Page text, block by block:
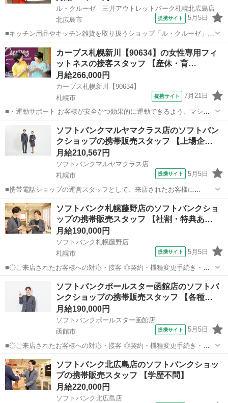
ル・クルーゼ 三井アウトレットパーク札幌北広島店
北広島市
提携サイト 5月5日
■キッチン用品やキッチン雑貨を取り扱うショップ「ル・クルーゼ」で
の販売スタッフです。 具体的には、 ・接客販売 ・在庫管理 ・店頭の
ディスプレイなど ・その他店舗内業務全般 【ル・クルーゼの主力製
品】 鋳物ホーロー鍋をはじめ...
北海道 北広島市 その他
カーブス札幌新川【90634】の女性専用フィ
ットネスの接客スタッフ 【産休・育…
月給266,000円
カーブス札幌新川【90634】
札幌市
提携サイト 7月21日
■・運動サポート お客様が安全かつ効果的に運動できるよう、マシン
の使い方をアドバイスします。運動が初めての方や苦手な方がほとん
どなので、難しい指導はありません。「今日はこの動きを意識しまし
ょう！」といったお声がけをしながら、...
その他
ソフトバンクマルヤマクラス店のソフトバン
クショップの携帯販売スタッフ 【上場企…
月給210,567円
ソフトバンクマルヤマクラス店
札幌市
提携サイト 5月5日
■携帯電話ショップの運営スタッフとして、来店されたお客様に
Android、iPhone、iPadなどの端末及びプランを提案します。 最初は
緊張するかもしれませんが、「お客様のお役に立ちたい」というお気
持ちがあれば大丈夫です。...
北海道 札幌市 その他
ソフトバンク札幌藤野店のソフトバンクショ
ップの携帯販売スタッフ 【社割・特典あ…
月給190,000円
ソフトバンク札幌藤野店
札幌市
提携サイト 5月5日
■◎ご来店されたお客様への対応・接客 ◎契約・機種変更手続き・修
理受付 ◎販売状況や運営状況などのデータ管理・報告作業 ◎お電話で
のお客様対応 ◎スマホ教室の運営 ◎販売促進イベントの企画・運営
◎店舗清掃 など ？働き方...
その他
ソフトバンクポールスター函館店のソフトバ
ンクショップの携帯販売スタッフ 【各種…
月給190,000円
ソフトバンクポールスター函館店
函館市
提携サイト 5月5日
■◎ご来店されたお客様への対応・接客 ◎契約・機種変更手続き・修
理受付 ◎販売状況や運営状況などのデータ管理・報告作業 ◎お電話で
のお客様対応 ◎スマホ教室の運営 ◎販売促進イベントの企画・運営
◎店舗清掃 など ？働き方...
北海道 函館市 その他
ソフトバンク北広島店のソフトバンクショッ
プの携帯販売スタッフ 【学歴不問】
月給220,000円
ソフトバンク北広島店